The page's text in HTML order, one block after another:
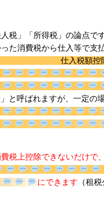
代表取締役
ル：はまだ税理
ー
税」「所得税」の論点です
た消費税から仕入等で支
仕入税額控
」と呼ばれますが、
税上控除できないだけで
にできます（